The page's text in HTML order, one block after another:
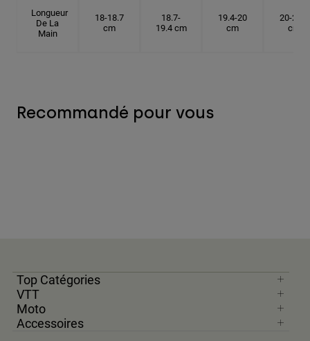
Longueur
De La
Main
18-18.7
cm
18.7-
19.4 cm
19.4-20
cm
20-20.6
cm
Recommandé pour vous
Top Catégories
VTT
Moto
Accessoires